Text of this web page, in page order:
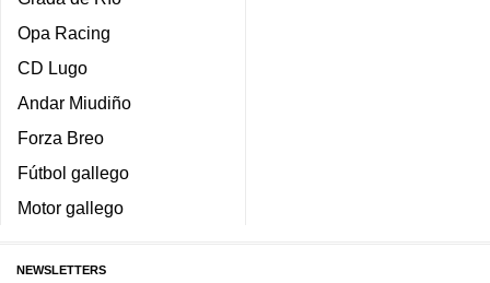
Opa Racing
CD Lugo
Andar Miudiño
Forza Breo
Fútbol gallego
Motor gallego
NEWSLETTERS